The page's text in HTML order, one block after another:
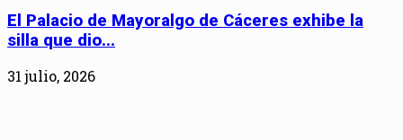
El Palacio de Mayoralgo de Cáceres exhibe la
silla que dio...
31 julio, 2026